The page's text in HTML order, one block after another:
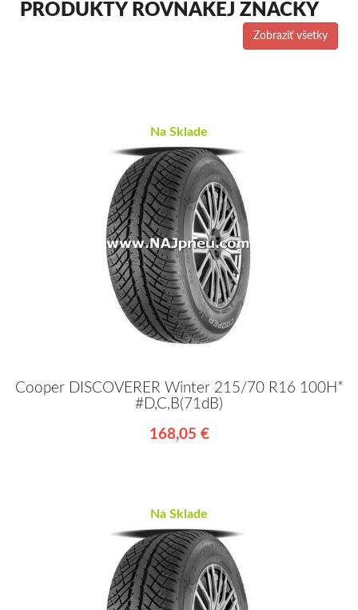
PRODUKTY ROVNAKEJ ZNAČKY
Zobraziť všetky
Na Sklade
Cooper DISCOVERER Winter 215/70 R16 100H*
#D,C,B(71dB)
168,05 €
Na Sklade